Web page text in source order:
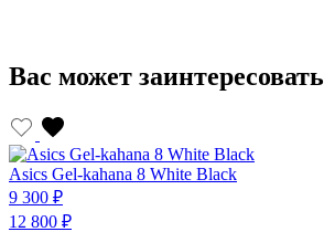
Вас может заинтересовать
Asics Gel-kahana 8 White Black
9 300 ₽
12 800 ₽